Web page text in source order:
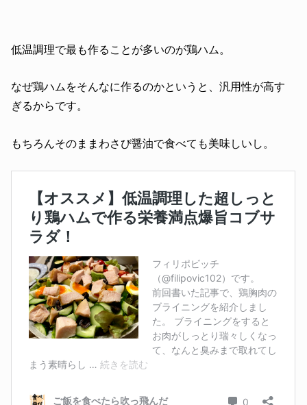
低温調理で最も作ることが多いのが鶏ハム。
なぜ鶏ハムをそんなに作るのかというと、汎用性が高す
ぎるからです。
もちろんそのままわさび醤油で食べても美味しいし。